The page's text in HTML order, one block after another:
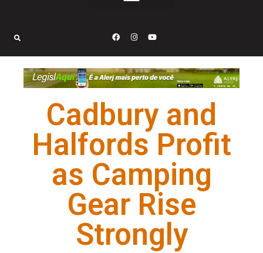
Cadbury and
Halfords Profit
as Camping
Gear Rise
Strongly